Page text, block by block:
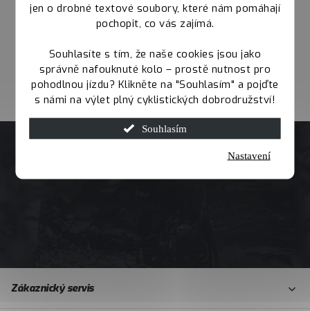
jen o drobné textové soubory, které nám pomáhají
pochopit, co vás zajímá.
Souhlasíte s tím, že naše cookies jsou jako
správně nafouknuté kolo – prostě nutnost pro
pohodlnou jízdu? Klikněte na "Souhlasím" a pojďte
s námi na výlet plný cyklistických dobrodružství!
Souhlasím
Nastavení
Zákaznický servis